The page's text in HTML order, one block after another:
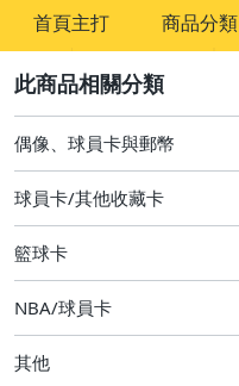
首頁主打 商品分類
偶像、球員卡與郵幣
偶像、球員卡與郵幣
球員卡/其他收藏卡
籃球卡
NBA/球員卡
其他